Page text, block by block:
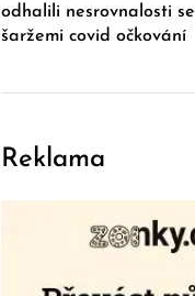
odhalili nesrovnalosti se
šaržemi covid očkování
Reklama